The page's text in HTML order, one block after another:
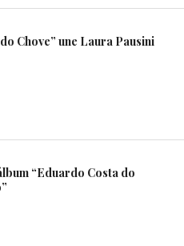
Chove” une Laura Pausini
“Eduardo Costa do